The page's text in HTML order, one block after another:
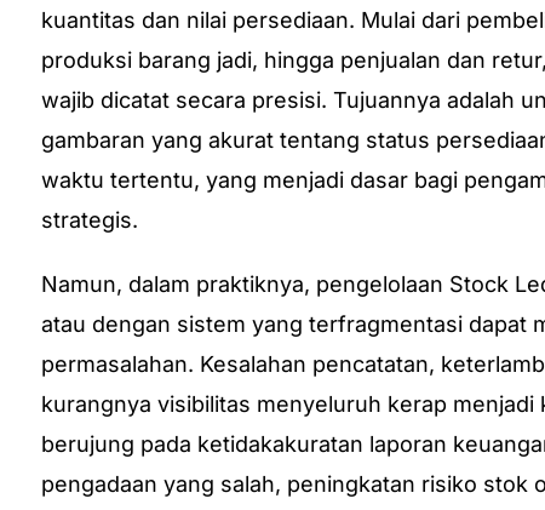
kuantitas dan nilai persediaan. Mulai dari
produksi barang jadi, hingga penjualan dan
wajib dicatat secara presisi. Tujuannya adalah
gambaran yang akurat tentang status
waktu tertentu, yang menjadi dasar bagi
strategis.
Namun, dalam praktiknya, pengelolaan Stock
atau dengan sistem yang terfragmentasi dapat
permasalahan. Kesalahan pencatatan,
kurangnya visibilitas menyeluruh kerap menjadi
berujung pada ketidakakuratan laporan
pengadaan yang salah, peningkatan risiko stok